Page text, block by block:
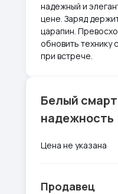
надежный и
цене. Заряд
царапин.
обновить технику
при встрече.
Белый
надежность
Цена не указана
Продавец